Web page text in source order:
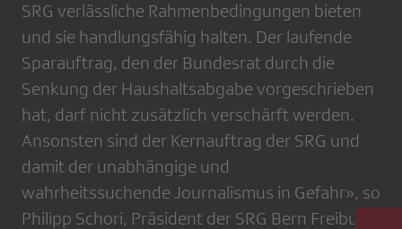
SRG verlässliche Rahmenbedingungen bieten
und sie handlungsfähig halten. Der laufende
Sparauftrag, den der Bundesrat durch die
Senkung der Haushaltsabgabe vorgeschrieben
hat, darf nicht zusätzlich verschärft werden.
Ansonsten sind der Kernauftrag der SRG und
damit der unabhängige und
wahrheitssuchende Journalismus in Gefahr», so
Philipp Schori, Präsident der SRG Bern Freiburg